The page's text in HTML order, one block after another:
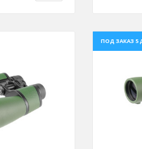
ПОД ЗАКАЗ 5